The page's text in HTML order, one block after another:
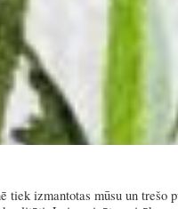
izmantotas mūsu un trešo